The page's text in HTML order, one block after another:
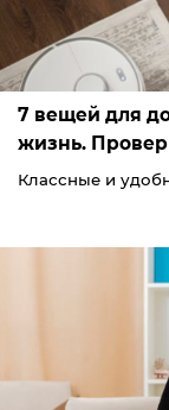
7 вещей для
жизнь.
Классные и